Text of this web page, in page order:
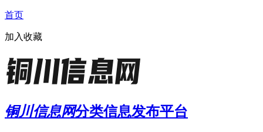
首页
加入收藏
铜川信息网分类信息发布平台